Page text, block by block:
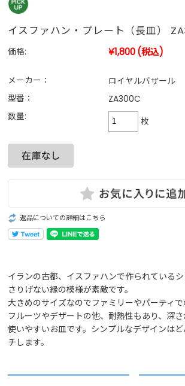
イスファハン・プレート（長皿）
価格: ¥1,800(税込)
メーカー：
ロイヤルバザール
型番：
ZA300C
数量:
枚
返品についての詳細はこちら
イランの古都、イスファハンで作られているシ
さりげない縁の模様が素敵です。
大きめのサイズなのでファミリーやパーティで
フルーツやデザートの他、耐熱性もあり、深
使いやすいお皿です。シンプルなデザインは
チします。